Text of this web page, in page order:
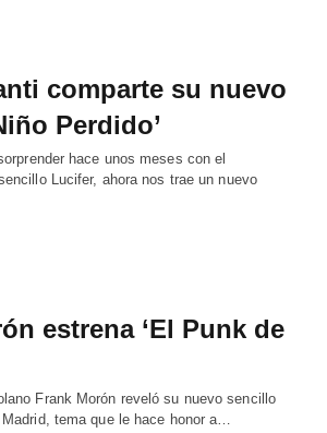
comparte su nuevo
Perdido’
hace unos meses con el
Lucifer, ahora nos trae un nuevo
estrena ‘El Punk de
Frank Morón reveló su nuevo sencillo
tema que le hace honor a…